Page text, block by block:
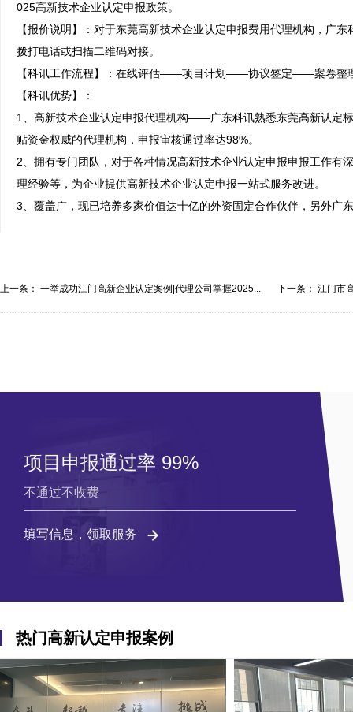
025高新技术企业认定申报政策。
【报价说明】：对于东莞高新技术企业认定申报费用代理机构，广
拨打电话或扫描二维码对接。
【科讯工作流程】：在线评估——项目计划——协议签定——案卷
【科讯优势】：
1、高新技术企业认定申报代理机构——广东科讯熟悉东莞高新认定
贴资金权威的代理机构，申报审核通过率达98%。
2、拥有专门团队，对于各种情况高新技术企业认定申报申报工作有
理经验等，为企业提供高新技术企业认定申报一站式服务改进。
3、覆盖广，现已培养多家价值达十亿的外资固定合作伙伴，另外广
上一条： 一举成功江门高新企业认定案例|代理公司掌握2025... 下一条： 江门市
项目申报通过率 99%
不通过不收费
填写信息，领取服务
热门高新认定申报案例